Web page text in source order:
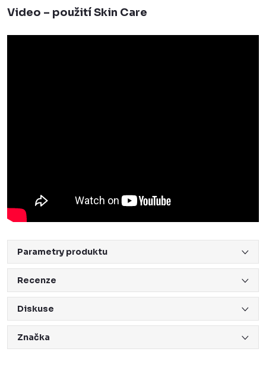
Video – použití Skin Care
Parametry produktu
Recenze
Diskuse
Značka